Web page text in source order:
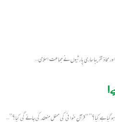
محاذ تقریبا ساری پارٹیوں نے جماعت اسلامی…
ہے کیا؟” “قرآن خوانی کی محفل منعقد کی جائے گی کیا؟”…